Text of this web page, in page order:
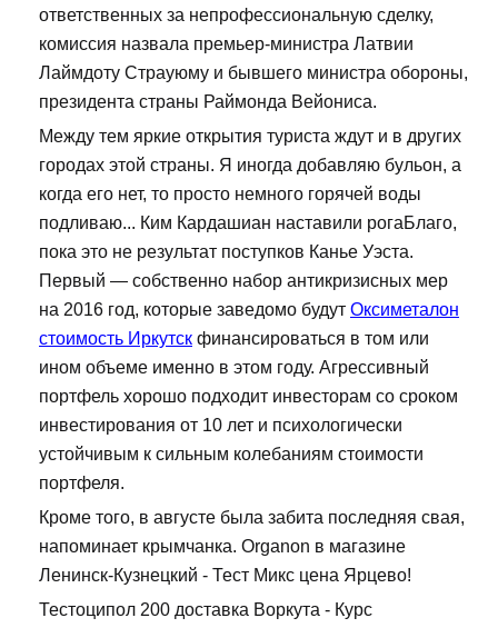
ответственных за непрофессиональную сделку,
комиссия назвала премьер-министра Латвии
Лаймдоту Страуюму и бывшего министра обороны,
президента страны Раймонда Вейониса.
Между тем яркие открытия туриста ждут и в других
городах этой страны. Я иногда добавляю бульон, а
когда его нет, то просто немного горячей воды
подливаю... Ким Кардашиан наставили рогаБлаго,
пока это не результат поступков Канье Уэста.
Первый — собственно набор антикризисных мер
на 2016 год, которые заведомо будут Оксиметалон
стоимость Иркутск финансироваться в том или
ином объеме именно в этом году. Агрессивный
портфель хорошо подходит инвесторам со сроком
инвестирования от 10 лет и психологически
устойчивым к сильным колебаниям стоимости
портфеля.
Кроме того, в августе была забита последняя свая,
напоминает крымчанка. Organon в магазине
Ленинск-Кузнецкий - Тест Микс цена Ярцево!
Тестоципол 200 доставка Воркута - Курс